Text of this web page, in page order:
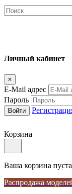
Личный кабинет
×
E-Mail адрес
Пароль
Корзина
Ваша корзина
Распродажа